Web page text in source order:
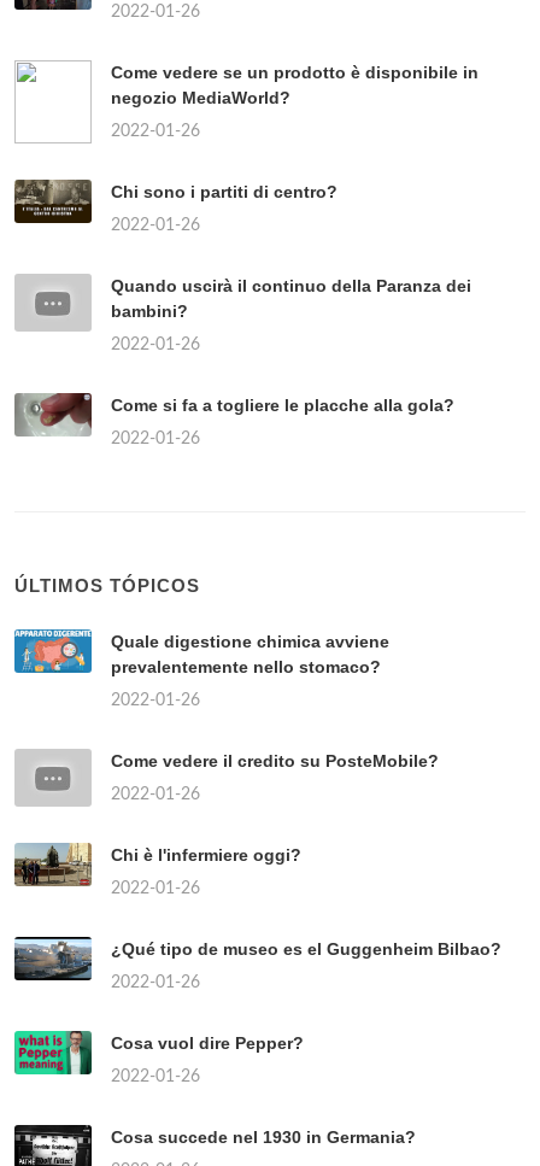
2022-01-26
Come vedere se un prodotto è disponibile in
negozio MediaWorld?
2022-01-26
Chi sono i partiti di centro?
2022-01-26
Quando uscirà il continuo della Paranza dei
bambini?
2022-01-26
Come si fa a togliere le placche alla gola?
2022-01-26
ÚLTIMOS TÓPICOS
Quale digestione chimica avviene
prevalentemente nello stomaco?
2022-01-26
Come vedere il credito su PosteMobile?
2022-01-26
Chi è l'infermiere oggi?
2022-01-26
¿Qué tipo de museo es el Guggenheim Bilbao?
2022-01-26
Cosa vuol dire Pepper?
2022-01-26
Cosa succede nel 1930 in Germania?